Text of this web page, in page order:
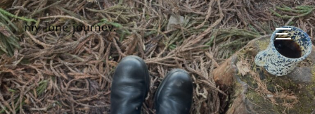
コ
ン
テ
ン
ツ
へ
サイド